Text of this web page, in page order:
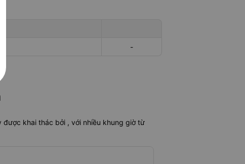
-
được khai thác bởi , với nhiều khung giờ từ